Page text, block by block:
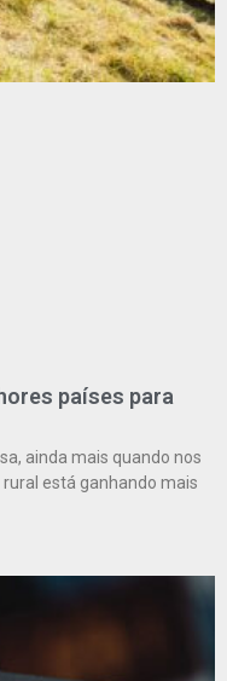
países para
ainda mais quando nos
está ganhando mais